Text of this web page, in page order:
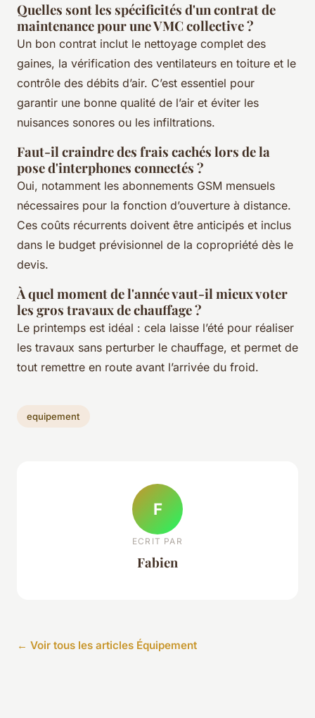
Quelles sont les spécificités d'un contrat de
maintenance pour une VMC collective ?
Un bon contrat inclut le nettoyage complet des
gaines, la vérification des ventilateurs en toiture et le
contrôle des débits d’air. C’est essentiel pour
garantir une bonne qualité de l’air et éviter les
nuisances sonores ou les infiltrations.
Faut-il craindre des frais cachés lors de la
pose d'interphones connectés ?
Oui, notamment les abonnements GSM mensuels
nécessaires pour la fonction d’ouverture à distance.
Ces coûts récurrents doivent être anticipés et inclus
dans le budget prévisionnel de la copropriété dès le
devis.
À quel moment de l'année vaut-il mieux voter
les gros travaux de chauffage ?
Le printemps est idéal : cela laisse l’été pour réaliser
les travaux sans perturber le chauffage, et permet de
tout remettre en route avant l’arrivée du froid.
equipement
F
ECRIT PAR
Fabien
← Voir tous les articles Équipement